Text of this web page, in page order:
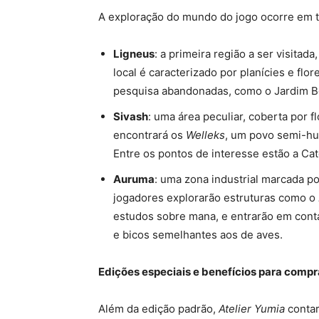
A exploração do mundo do jogo ocorre
Ligneus: a primeira região a ser
local é caracterizado por planícies e
pesquisa abandonadas, como o Jardim
Sivash: uma área peculiar, coberta por
encontrará os Welleks, um povo semi-
Entre os pontos de interesse estão a
Auruma: uma zona industrial marcada
jogadores explorarão estruturas como o
estudos sobre mana, e entrarão em
e bicos semelhantes aos de aves.
Edições especiais e benefícios para
Além da edição padrão, Atelier Yumia